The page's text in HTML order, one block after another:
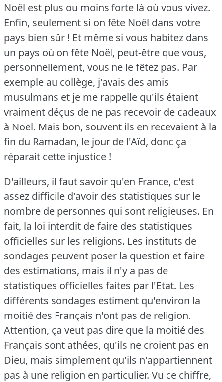
Noël est plus ou moins forte là où vous vivez.
Enfin, seulement si on fête Noël dans votre
pays bien sûr ! Et même si vous habitez dans
un pays où on fête Noël, peut-être que vous,
personnellement, vous ne le fêtez pas. Par
exemple au collège, j'avais des amis
musulmans et je me rappelle qu'ils étaient
vraiment déçus de ne pas recevoir de cadeaux
à Noël. Mais bon, souvent ils en recevaient à la
fin du Ramadan, le jour de l'Aïd, donc ça
réparait cette injustice !
D'ailleurs, il faut savoir qu'en France, c'est
assez difficile d'avoir des statistiques sur le
nombre de personnes qui sont religieuses. En
fait, la loi interdit de faire des statistiques
officielles sur les religions. Les instituts de
sondages peuvent poser la question et faire
des estimations, mais il n'y a pas de
statistiques officielles faites par l'Etat. Les
différents sondages estiment qu'environ la
moitié des Français n'ont pas de religion.
Attention, ça veut pas dire que la moitié des
Français sont athées, qu'ils ne croient pas en
Dieu, mais simplement qu'ils n'appartiennent
pas à une religion en particulier. Vu ce chiffre,